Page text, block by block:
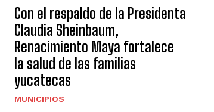
Con el respaldo de la Presidenta
Claudia Sheinbaum,
Renacimiento Maya fortalece
la salud de las familias
yucatecas
MUNICIPIOS